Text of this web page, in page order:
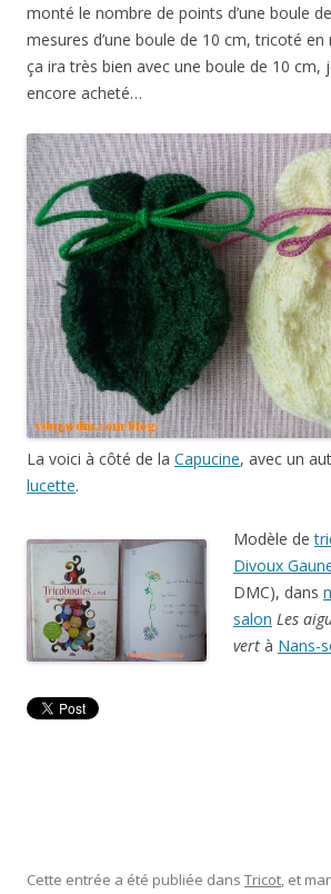
monté le nombre de points d’une boule
mesures d’une boule de 10 cm, tricoté en
ça ira très bien avec une boule de 10 cm,
encore acheté…
La voici à côté de la Capucine, avec un
lucette.
Modèle de
Divoux
DMC), dans
salon Les
vert à Nans-
Cette entrée a été publiée dans Tricot, et